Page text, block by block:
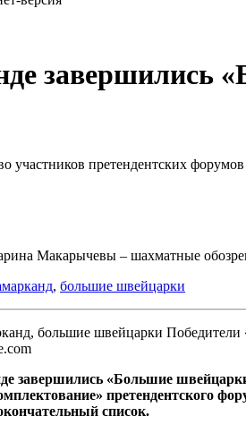
завершились
участников претендентских форумов
Макарычевы – шахматные
, большие швейцарки
завершились «Большие
претендентского
список.